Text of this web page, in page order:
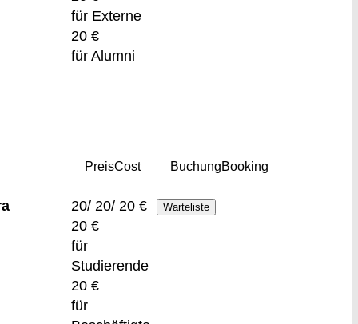
für Externe
20 €
für Alumni
PreisCost BuchungBooking
20/ 20/ 20 €
20 €
für
Studierende
20 €
für